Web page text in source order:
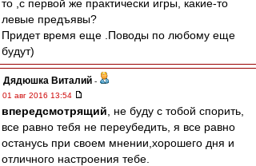
то ,с первой же практически игры, какие-то
левые предъявы?
Придет время еще .Поводы по любому еще
будут)
Дядюшка Виталий -
01 авг 2016 13:54
впередсмотрящий , не буду с тобой спорить,
все равно тебя не переубедить, я все равно
останусь при своем мнении,хорошего дня и
отличного настроения тебе.